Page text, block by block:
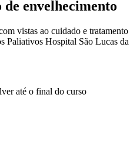
envelhecimento
vistas ao cuidado e
Paliativos Hospital São Lucas
até o final do curso